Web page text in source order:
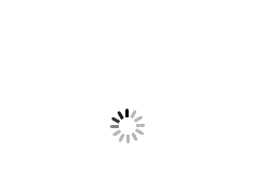
59,00 €.41,30 €.